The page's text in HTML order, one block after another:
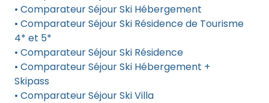
• Comparateur Séjour Ski Hébergement
• Comparateur Séjour Ski Résidence de Tourisme
4* et 5*
• Comparateur Séjour Ski Résidence
• Comparateur Séjour Ski Hébergement +
Skipass
• Comparateur Séjour Ski Villa